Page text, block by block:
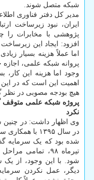
شبکه متصل شوند.
مدیر کل دفتر فناوری
ایران، نبود زیرساخت
پژوهشی با مخابرات
افزود: ایجاد این
اما عملاً هزینه بسیار
پروانه شبکه علمی،
وجود اما هزینه این کار،
اهمیت این است که در
هیچ بودجه مصوبی در نظر
پروژه شبکه علمی متوقف
نکرد
وی اظهار داشت: در چنین
شده بود که یک سرمایه
شود. با این وجود، از یک
دیگر، عمل نکردن